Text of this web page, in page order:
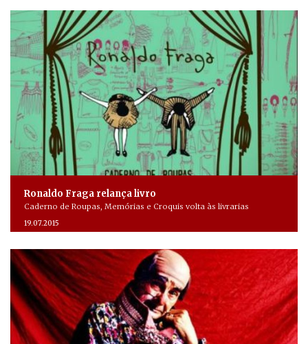
Ronaldo Fraga relança livro
Caderno de Roupas, Memórias e Croquis volta às livrarias
19.07.2015